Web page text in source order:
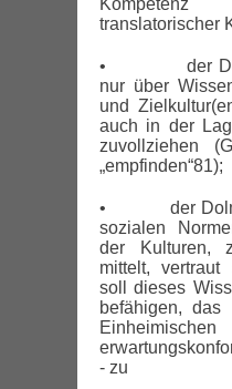
translatorischer
• der
nur über
und
auch in der
zuvollziehen
„empfinden“81);
• der
sozialen
der Kulturen,
mittelt,
soll dieses
befähigen, das
- zu